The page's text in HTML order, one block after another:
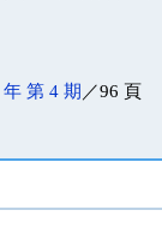
年 第 4 期 ／96 頁